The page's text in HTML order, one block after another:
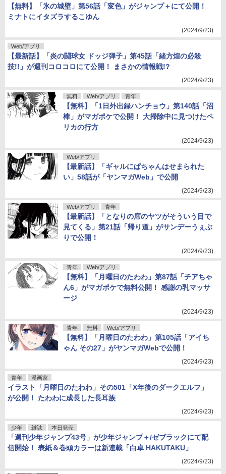
【無料】「氷の城壁」第56話「変色」がジャンプ＋にて公開！
ミナトにイタズラするこゆん
(2024/9/23)
Web/アプリ
【最新話】「炎の闘球女 ドッジ弾子」第45話「緒方煌の必殺
技!!」が週刊コロコロにて公開！ まさかの情報戦!?
(2024/9/23)
無料 Web/アプリ 青年
【無料】「1日外出録ハンチョウ」第140話「沼
棒」がマガポケで公開！ 大掃除中に見つけたペ
リカの行方
(2024/9/23)
Web/アプリ
【最新話】「ギャルにぱちゃんはせまられた
い」58話が「ヤンマガWeb」で公開
(2024/9/23)
Web/アプリ 青年
【最新話】「となりの席のヤツがそういう目で
見てくる」第21話「帰り道」がサンデーうぇぶ
りで公開！
(2024/9/23)
青年 Web/アプリ
【無料】「月曜日のたわわ」第87話「チアちゃ
ん6」がマガポケで無料公開！ 感謝の乳マッサ
ージ
(2024/9/23)
青年 無料 Web/アプリ
【無料】「月曜日のたわわ」第105話「アイち
ゃん その27」がヤンマガWebで公開！
(2024/9/23)
青年 漫画家
イラスト「月曜日のたわわ」その501「X年後のダークエルフ」
が公開！ たわわに成長した長耳族
(2024/9/23)
少年 雑誌 本日発売
「週刊少年ジャンプ43号」が少年ジャンプ＋/ゼブラックにて配
信開始！ 表紙＆巻頭カラーは新連載「白卓 HAKUTAKU」
(2024/9/23)